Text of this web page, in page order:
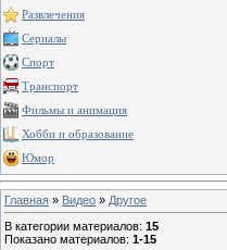
Развлечения
Сериалы
Спорт
Транспорт
Фильмы и анимация
Хобби и образование
Юмор
Главная » Видео » Другое
В категории материалов: 15
Показано материалов: 1-15